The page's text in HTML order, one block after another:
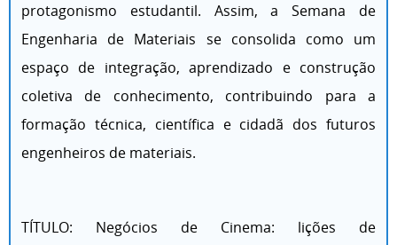
protagonismo estudantil. Assim, a Semana de
Engenharia de Materiais se consolida como um
espaço de integração, aprendizado e construção
coletiva de conhecimento, contribuindo para a
formação técnica, científica e cidadã dos futuros
engenheiros de materiais.
TÍTULO: Negócios de Cinema: lições de